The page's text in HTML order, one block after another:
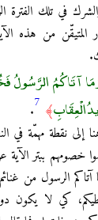
في تلك الفترة
المتيقّن من هذه
آتَاكُمُ الرَّسُولُ
الْعِقَابِ﴾ 7
.
إلى نقطة مهمّة
خصومهم ببتر
آتاكم الرسول من
كي لا يكون